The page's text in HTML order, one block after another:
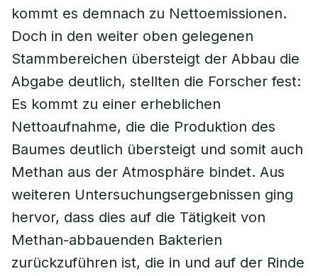
kommt es demnach zu Nettoemissionen.
Doch in den weiter oben gelegenen
Stammbereichen übersteigt der Abbau die
Abgabe deutlich, stellten die Forscher fest:
Es kommt zu einer erheblichen
Nettoaufnahme, die die Produktion des
Baumes deutlich übersteigt und somit auch
Methan aus der Atmosphäre bindet. Aus
weiteren Untersuchungsergebnissen ging
hervor, dass dies auf die Tätigkeit von
Methan-abbauenden Bakterien
zurückzuführen ist, die in und auf der Rinde